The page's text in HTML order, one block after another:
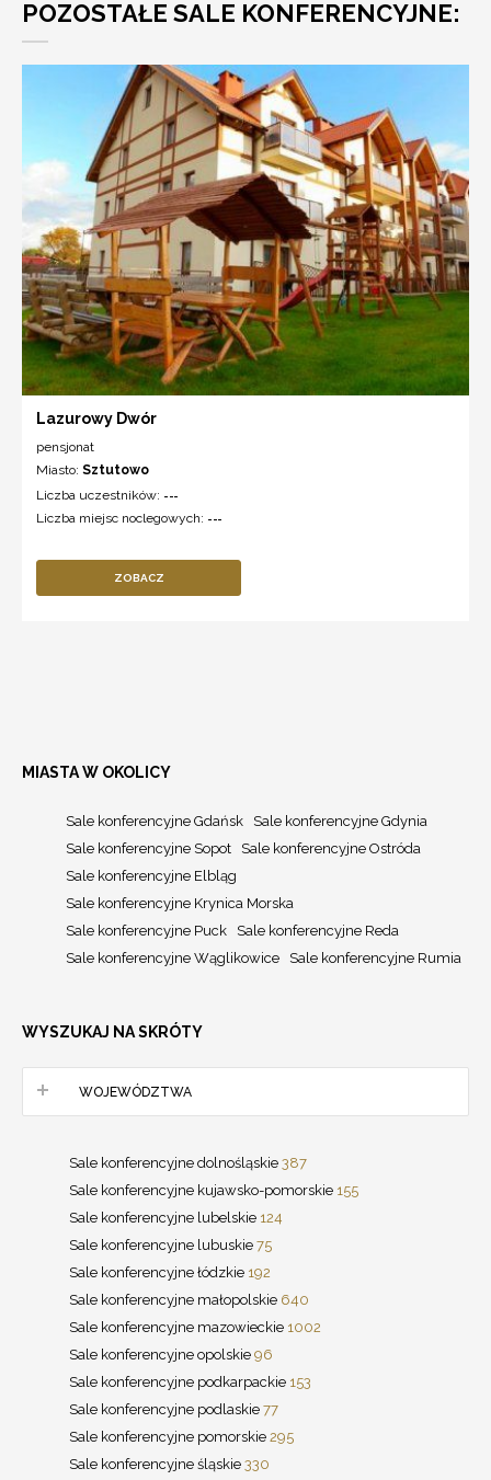
POZOSTAŁE SALE KONFERENCYJNE:
Lazurowy Dwór
pensjonat
Miasto: Sztutowo
Liczba uczestników: ---
Liczba miejsc noclegowych: ---
ZOBACZ
MIASTA W OKOLICY
Sale konferencyjne Gdańsk
Sale konferencyjne Gdynia
Sale konferencyjne Sopot
Sale konferencyjne Ostróda
Sale konferencyjne Elbląg
Sale konferencyjne Krynica Morska
Sale konferencyjne Puck
Sale konferencyjne Reda
Sale konferencyjne Wąglikowice
Sale konferencyjne Rumia
WYSZUKAJ NA SKRÓTY
WOJEWÓDZTWA
Sale konferencyjne dolnośląskie 387
Sale konferencyjne kujawsko-pomorskie 155
Sale konferencyjne lubelskie 124
Sale konferencyjne lubuskie 75
Sale konferencyjne łódzkie 192
Sale konferencyjne małopolskie 640
Sale konferencyjne mazowieckie 1002
Sale konferencyjne opolskie 96
Sale konferencyjne podkarpackie 153
Sale konferencyjne podlaskie 77
Sale konferencyjne pomorskie 295
Sale konferencyjne śląskie 330